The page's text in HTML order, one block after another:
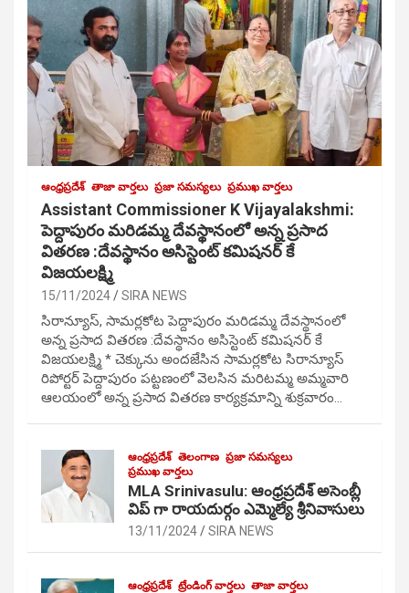
ఆంధ్రప్రదేశ్ తాజా వార్తలు ప్రజా సమస్యలు ప్రముఖ వార్తలు
Assistant Commissioner K Vijayalakshmi:
పెద్దాపురం మరిడమ్మ దేవస్థానంలో అన్న ప్రసాద
వితరణ :దేవస్థానం అసిస్టెంట్ కమిషనర్ కే
విజయలక్ష్మి
15/11/2024 SIRA NEWS
సిరాన్యూస్, సామర్లకోట పెద్దాపురం మరిడమ్మ దేవస్థానంలో
అన్న ప్రసాద వితరణ :దేవస్థానం అసిస్టెంట్ కమిషనర్ కే
విజయలక్ష్మి * చెక్కును అందజేసిన సామర్లకోట సిరాన్యూస్
రిపోర్టర్ పెద్దాపురం పట్టణంలో వెలసిన మరిటమ్మ అమ్మవారి
ఆలయంలో అన్న ప్రసాద వితరణ కార్యక్రమాన్ని శుక్రవారం…
ఆంధ్రప్రదేశ్ తెలంగాణ ప్రజా సమస్యలు
ప్రముఖ వార్తలు
MLA Srinivasulu: ఆంధ్రప్రదేశ్ అసెంబ్లీ
విప్ గా రాయదుర్గం ఎమ్మెల్యే శ్రీనివాసులు
13/11/2024 SIRA NEWS
ఆంధ్రప్రదేశ్ ట్రేండింగ్ వార్తలు తాజా వార్తలు